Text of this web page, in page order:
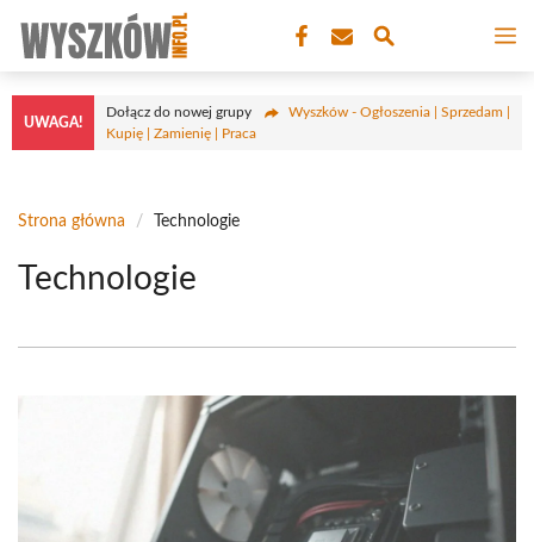
treści
UWAGA!
Dołącz do nowej grupy
Wyszków - Ogłoszenia | Sprzedam |
Kupię | Zamienię | Praca
Strona główna / Technologie
Technologie